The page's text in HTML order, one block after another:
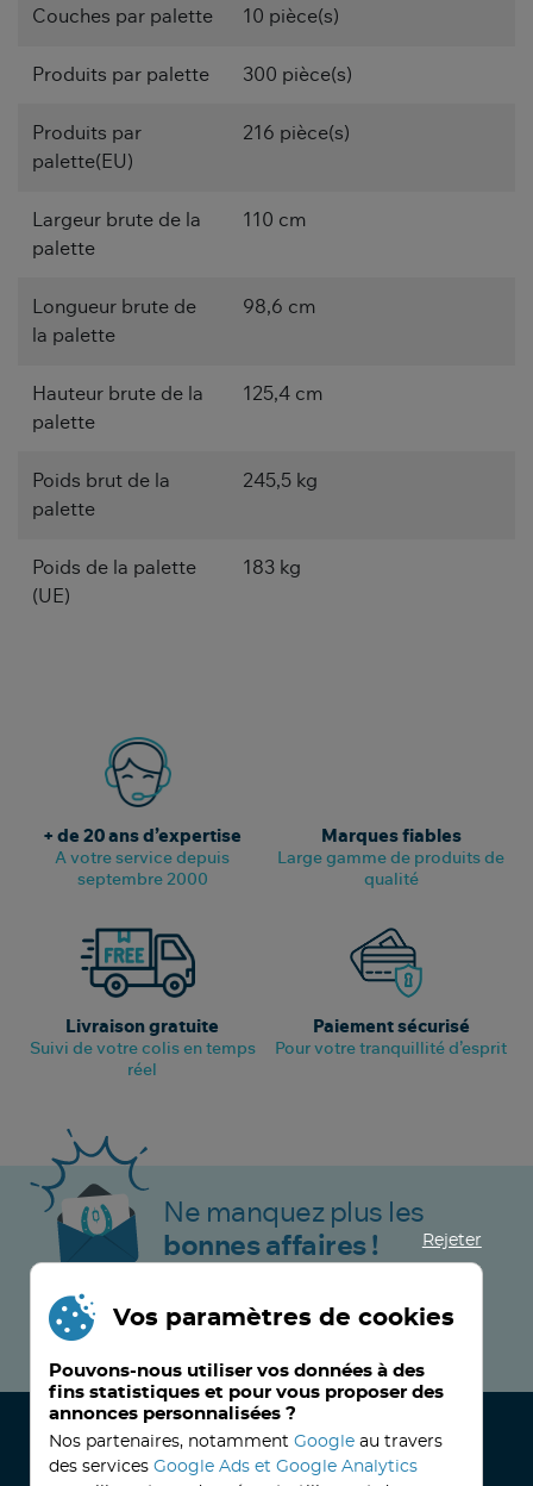
Couches par palette 10 pièce(s)
Produits par palette 300 pièce(s)
Produits par
palette(EU)
216 pièce(s)
Largeur brute de la
palette
110 cm
Longueur brute de
la palette
98,6 cm
Hauteur brute de la
palette
125,4 cm
Poids brut de la
palette
245,5 kg
Poids de la palette
(UE)
183 kg
+ de 20 ans d’expertise
A votre service depuis
septembre 2000
Marques fiables
Large gamme de produits de
qualité
Livraison gratuite
Suivi de votre colis en temps
réel
Paiement sécurisé
Pour votre tranquillité d’esprit
Ne manquez plus les
bonnes affaires !
JE M’INSCRIS MAINTENANT !
Rejeter
Vos paramètres de cookies
Pouvons-nous utiliser vos données à des
fins statistiques et pour vous proposer des
annonces personnalisées ?
Nos partenaires, notamment Google au travers
des services Google Ads et Google Analytics